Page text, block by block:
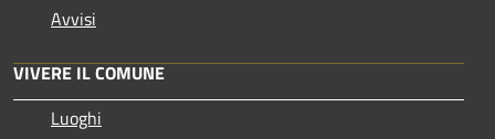
Avvisi
VIVERE IL COMUNE
Luoghi